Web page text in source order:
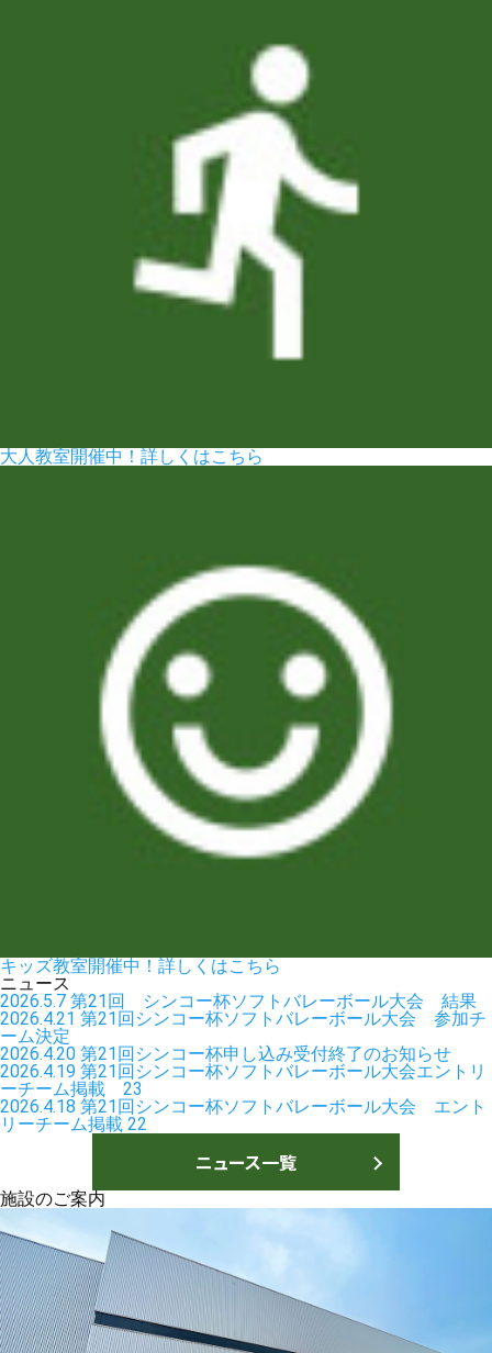
大人教室開催中！ 詳しくはこちら
キッズ教室開催中！ 詳しくはこちら
ニュース
2026.5.7 第21回 シンコー杯ソフトバレーボール大会 結果
2026.4.21 第21回シンコー杯ソフトバレーボール大会 参加チ
ーム決定
2026.4.20 第21回シンコー杯申し込み受付終了のお知らせ
2026.4.19 第21回シンコー杯ソフトバレーボール大会エントリ
ーチーム掲載 23
2026.4.18 第21回シンコー杯ソフトバレーボール大会 エント
リーチーム掲載 22
ニュース一覧
施設のご案内